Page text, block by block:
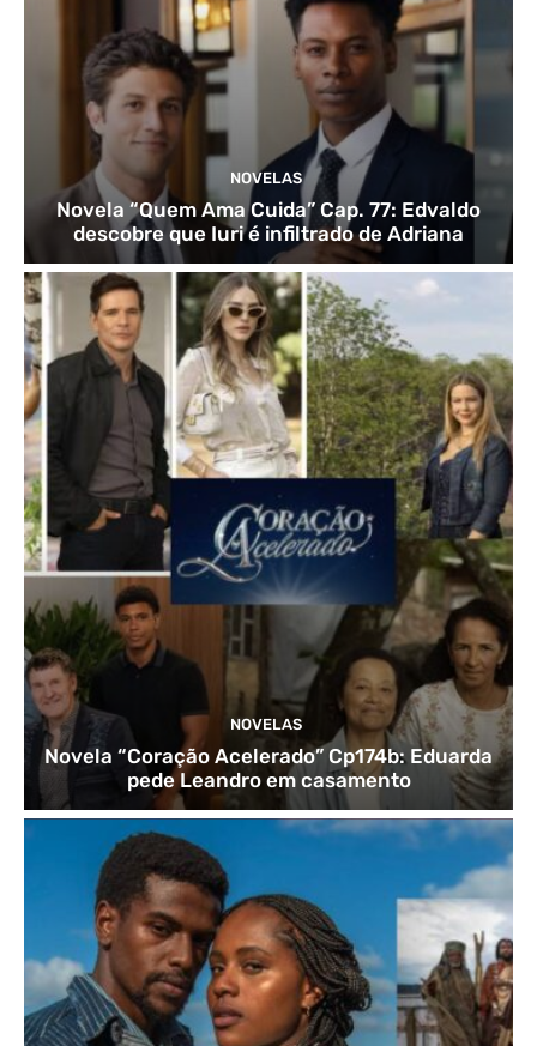
NOVELAS
Novela “Quem Ama Cuida” Cap. 77: Edvaldo
descobre que Iuri é infiltrado de Adriana
NOVELAS
Novela “Coração Acelerado” Cp174b: Eduarda
pede Leandro em casamento